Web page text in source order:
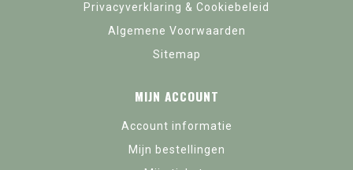
Privacyverklaring & Cookiebeleid
Algemene Voorwaarden
Sitemap
MIJN ACCOUNT
Account informatie
Mijn bestellingen